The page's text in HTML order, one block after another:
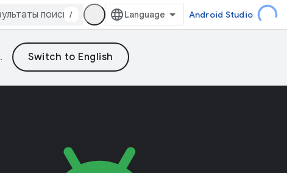
/ Android Studio
.